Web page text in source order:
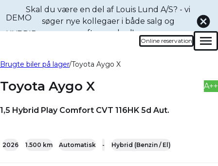
Skal du være en del af Louis Lund A/S? - vi
søger nye kollegaer i både salg og
eftermarked!
Online reservation
Bliv ringet op
Brugte biler på lager Toyota Aygo X
Toyota Aygo X
1,5 Hybrid Play Comfort CVT 116HK 5d Aut.
A++
DEMO
HYBRID
2026 1.500 km Automatisk - Hybrid (Benzin / El)